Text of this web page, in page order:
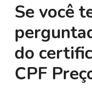
Se você
do
CPF